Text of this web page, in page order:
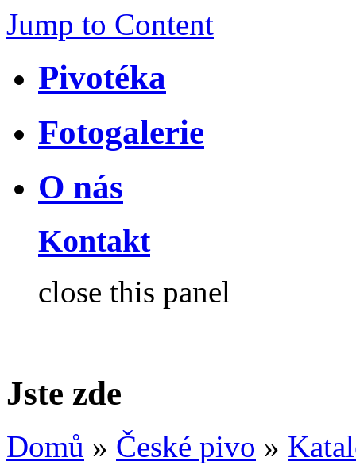
Jump to Content
Pivotéka
Fotogalerie
O nás
Kontakt
close this panel
Jste zde
Domů » České pivo »